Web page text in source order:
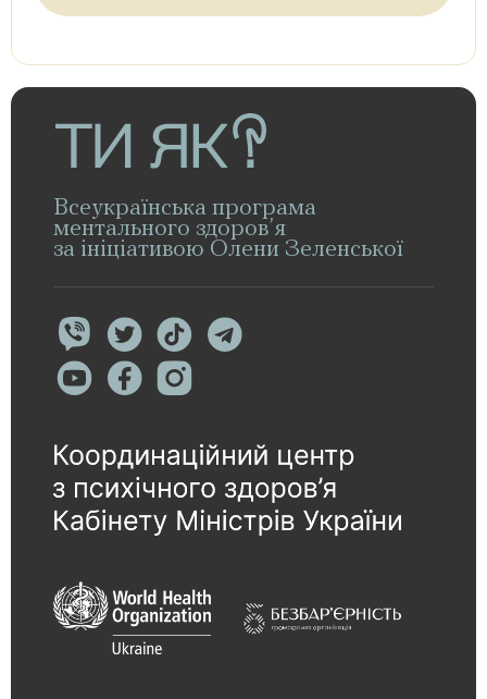
Всеукраїнська програма
ментального здоров’я
за ініціативою Олени Зеленської